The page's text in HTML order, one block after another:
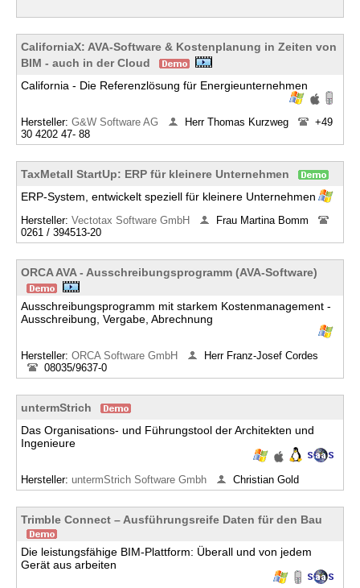
CaliforniaX: AVA-Software & Kostenplanung in Zeiten von
BIM - auch in der Cloud
California - Die Referenzlösung für Energieunternehmen
Hersteller: G&W Software AG Herr Thomas Kurzweg
+49
30 4202 47- 88
TaxMetall StartUp: ERP für kleinere Unternehmen
ERP-System, entwickelt speziell für kleinere Unternehmen
Hersteller: Vectotax Software GmbH
Frau Martina Bomm
0261 / 394513-20
ORCA AVA - Ausschreibungsprogramm (AVA-Software)
Ausschreibungsprogramm mit starkem Kostenmanagement -
Ausschreibung, Vergabe, Abrechnung
Hersteller: ORCA Software GmbH
Herr Franz-Josef Cordes
08035/9637-0
untermStrich
Das Organisations- und Führungstool der Architekten und
Ingenieure
Hersteller: untermStrich Software Gmbh Christian Gold
Trimble Connect – Ausführungsreife Daten für den Bau
Die leistungsfähige BIM-Plattform: Überall und von jedem
Gerät aus arbeiten